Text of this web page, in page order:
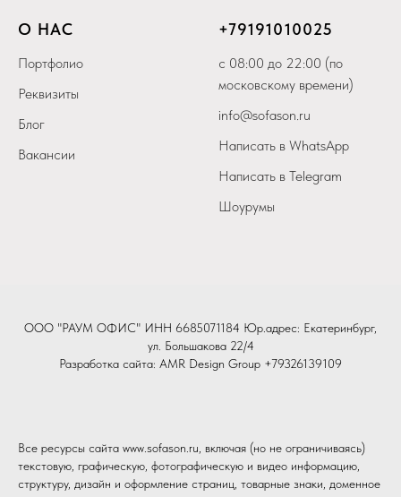
О НАС
Портфолио
Реквизиты
Блог
Вакансии
+79191010025
с 08:00 до 22:00 (по
московскому времени)
info@sofason.ru
Написать в WhatsApp
Написать в Telegram
Шоурумы
ООО "РАУМ ОФИС" ИНН 6685071184 Юр.адрес: Екатеринбург,
ул. Большакова 22/4
Разработка сайта: AMR Design Group +79326139109
Все ресурсы сайта www.sofason.ru, включая (но не ограничиваясь)
текстовую, графическую, фотографическую и видео информацию,
структуру, дизайн и оформление страниц, товарные знаки, доменное